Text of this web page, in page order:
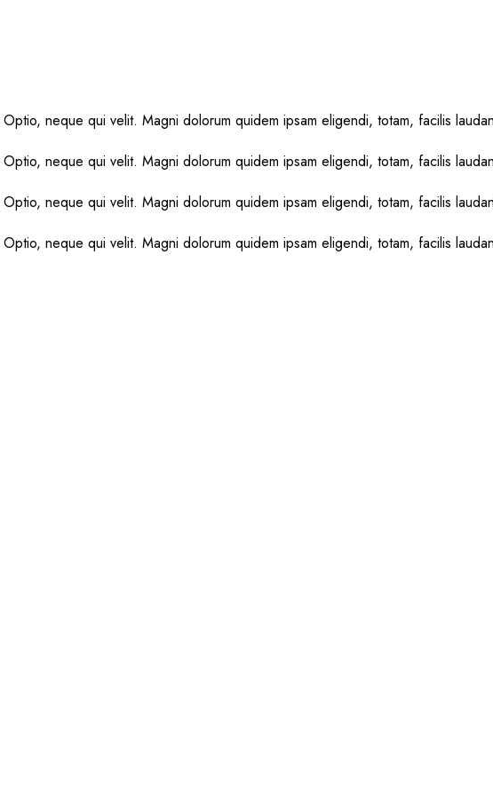
neque qui velit. Magni dolorum quidem ipsam eligendi, totam, facilis
neque qui velit. Magni dolorum quidem ipsam eligendi, totam, facilis
neque qui velit. Magni dolorum quidem ipsam eligendi, totam, facilis
neque qui velit. Magni dolorum quidem ipsam eligendi, totam, facilis